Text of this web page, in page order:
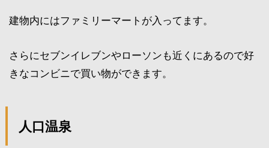
建物内にはファミリーマートが入ってます。
さらにセブンイレブンやローソンも近くにあるので好
きなコンビニで買い物ができます。
人口温泉